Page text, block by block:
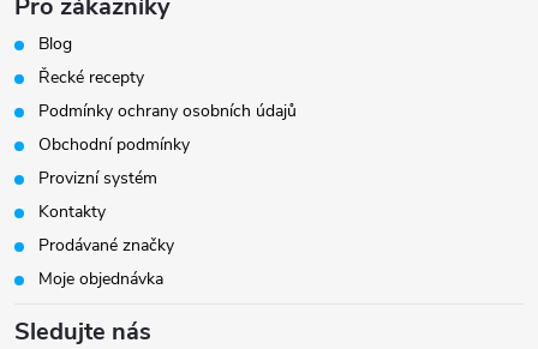
t
Blog
Řecké recepty
Podmínky ochrany osobních údajů
Obchodní podmínky
Provizní systém
Kontakty
Prodávané značky
Moje objednávka
Sledujte nás